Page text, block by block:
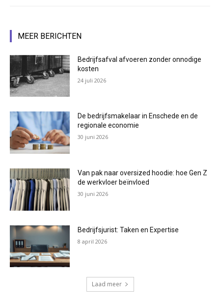
MEER BERICHTEN
Bedrijfsafval afvoeren zonder onnodige
kosten
24 juli 2026
De bedrijfsmakelaar in Enschede en de
regionale economie
30 juni 2026
Van pak naar oversized hoodie: hoe Gen Z
de werkvloer beïnvloed
30 juni 2026
Bedrijfsjurist: Taken en Expertise
8 april 2026
Laad meer